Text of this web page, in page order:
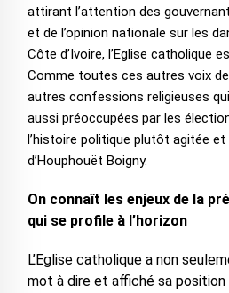
attirant l’attention des
et de l’opinion nationale sur les
Côte d’Ivoire, l’Eglise catholique
Comme toutes ces autres voix
autres confessions religieuses
aussi préoccupées par les
l’histoire politique plutôt agitée
d’Houphouët Boigny.
On connaît les enjeux de la
qui se profile à l’horizon
L’Eglise catholique a non
mot à dire et affiché sa